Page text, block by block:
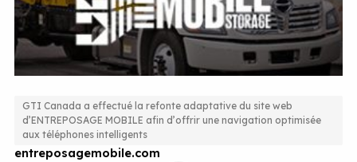
Une présence numérique actualisée pour
entreposagemobile.com
GTI Canada a effectué la refonte adaptative du site web
d’ENTREPOSAGE MOBILE afin d’offrir une navigation optimisée
aux téléphones intelligents